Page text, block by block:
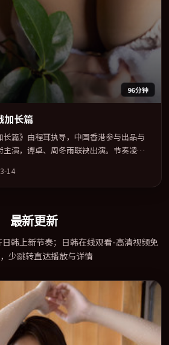
96分钟
加长篇
长篇》由程耳执导，中国香港参与出品与
演，谭卓、周冬雨联袂出演。节奏凌
力求统一。定于 2024-09-17 在内地院线
年度话题片中口碑稳健，适合喜欢强情
14
最新更新
韩上新节奏；日韩在线观看-高清视频免
少跳转直达播放与详情